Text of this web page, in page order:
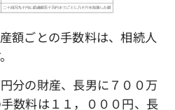
額ごとの手数料は、相続人
分の財産、長男に７００万
数料は１１，０００円、長